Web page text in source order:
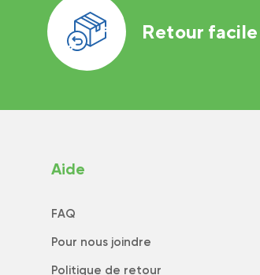
Retour facile
Aide
FAQ
Pour nous joindre
Politique de retour